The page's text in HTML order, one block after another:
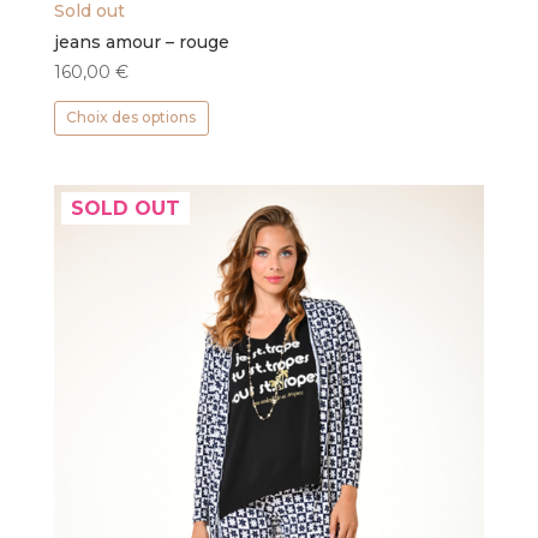
Sold out
jeans amour – rouge
160,00 €
Choix des options
Ce
plusieurs
variations.
Les
options
peuvent
être
choisies
sur
la
page
du
produit
SOLD OUT